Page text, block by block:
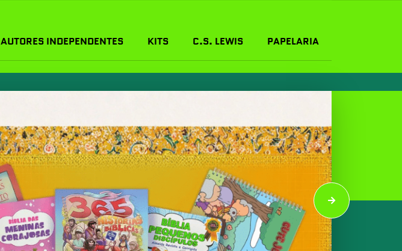
AUTORES INDEPENDENTES KITS C.S. LEWIS PAPELARIA